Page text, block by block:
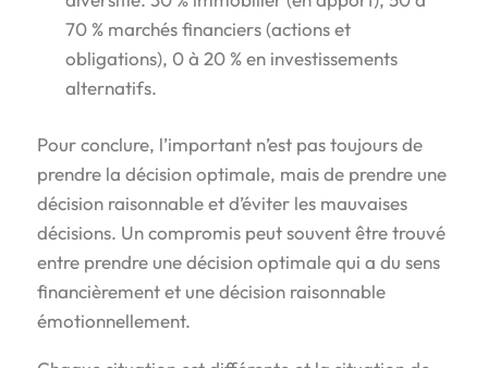
70 % marchés financiers (actions et
obligations), 0 à 20 % en investissements
alternatifs.
Pour conclure, l’important n’est pas toujours de
prendre la décision optimale, mais de prendre une
décision raisonnable et d’éviter les mauvaises
décisions. Un compromis peut souvent être trouvé
entre prendre une décision optimale qui a du sens
financièrement et une décision raisonnable
émotionnellement.